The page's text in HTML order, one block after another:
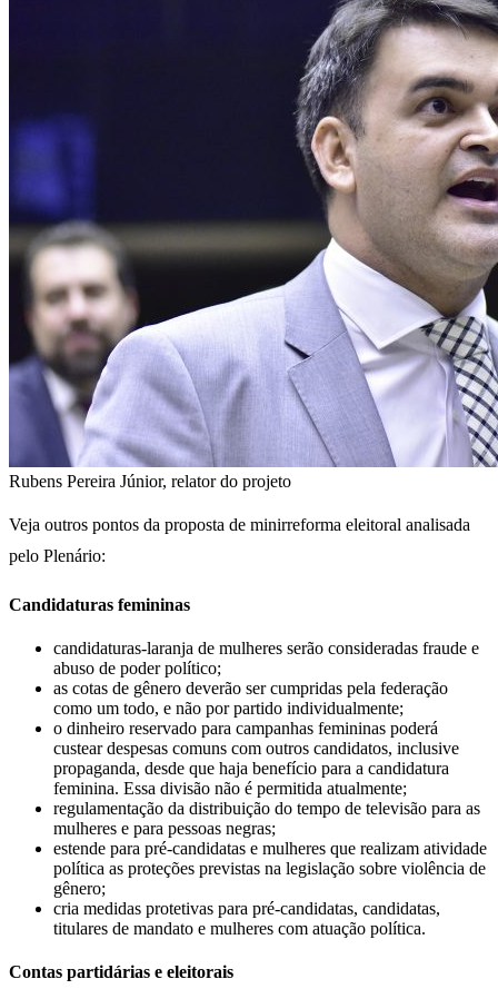
Rubens Pereira Júnior, relator do projeto
Veja outros pontos da proposta de minirreforma eleitoral analisada
pelo Plenário:
Candidaturas femininas
candidaturas-laranja de mulheres serão consideradas fraude e
abuso de poder político;
as cotas de gênero deverão ser cumpridas pela federação
como um todo, e não por partido individualmente;
o dinheiro reservado para campanhas femininas poderá
custear despesas comuns com outros candidatos, inclusive
propaganda, desde que haja benefício para a candidatura
feminina. Essa divisão não é permitida atualmente;
regulamentação da distribuição do tempo de televisão para as
mulheres e para pessoas negras;
estende para pré-candidatas e mulheres que realizam atividade
política as proteções previstas na legislação sobre violência de
gênero;
cria medidas protetivas para pré-candidatas, candidatas,
titulares de mandato e mulheres com atuação política.
Contas partidárias e eleitorais